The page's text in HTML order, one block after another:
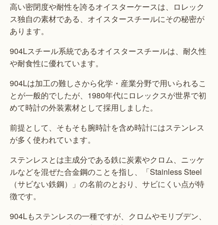
高い密閉度や耐性を誇るオイスターケースは、ロレック
ス独自の素材である、オイスタースチールにその秘密が
あります。
904Lスチール系統であるオイスタースチールは、耐久性
や耐食性に優れています。
904Lは加工の難しさから化学・産業分野で用いられるこ
とが一般的でしたが、1980年代にロレックスが世界で初
めて時計の外装素材として採用しました。
前提として、そもそも腕時計を含め時計にはステンレス
が多く使われています。
ステンレスとは主成分である鉄に炭素やクロム、ニッケ
ルなどを混ぜた合金鋼のことを指し、「Stainless Steel
（サビない鉄鋼）」の名前のとおり、サビにくい点が特
徴です。
904Lもステンレスの一種ですが、クロムやモリブデン、